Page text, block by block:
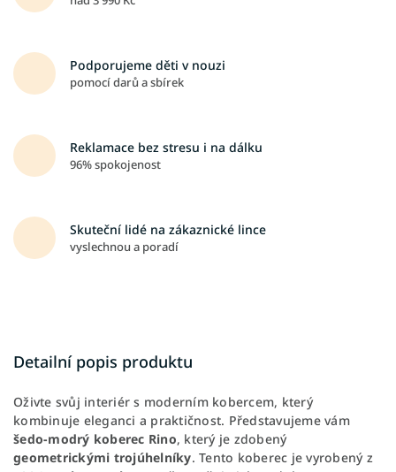
Podporujeme děti v nouzi
pomocí darů a sbírek
Reklamace bez stresu i na dálku
96% spokojenost
Skuteční lidé na zákaznické lince
vyslechnou a poradí
Detailní popis produktu
Oživte svůj interiér s moderním kobercem, který
kombinuje eleganci a praktičnost. Představujeme vám
šedo-modrý koberec Rino, který je zdobený
geometrickými trojúhelníky. Tento koberec je vyrobený z